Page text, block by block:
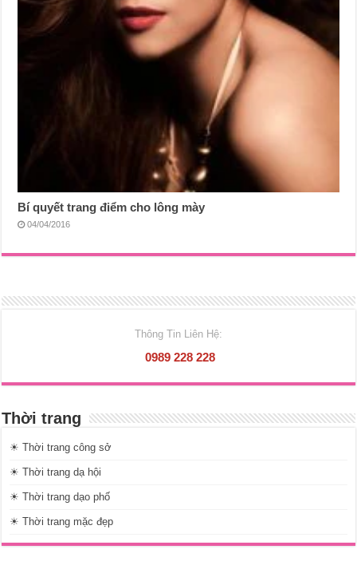
Bí quyết trang điểm cho lông mày
04/04/2016
Thông Tin Liên Hệ:
0989 228 228
Thời trang
☀ Thời trang công sở
☀ Thời trang dạ hội
☀ Thời trang dạo phố
☀ Thời trang mặc đẹp